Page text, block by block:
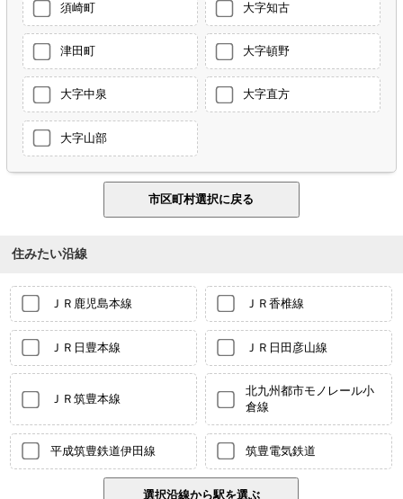
須崎町 大字知古
津田町 大字頓野
大字中泉 大字直方
大字山部
住みたい沿線
ＪＲ鹿児島本線 ＪＲ香椎線
ＪＲ日豊本線 ＪＲ日田彦山線
ＪＲ筑豊本線
北九州都市モノレール小
倉線
平成筑豊鉄道伊田線 筑豊電気鉄道